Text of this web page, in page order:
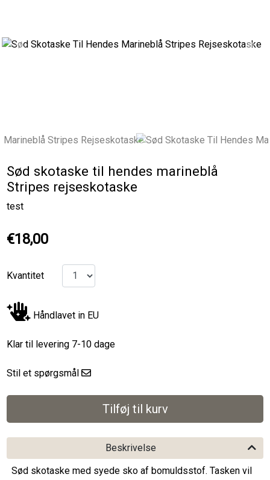
Previous Next
Sød skotaske til hendes marineblå
Stripes rejseskotaske
test
€18,00
Kvantitet
Håndlavet in EU
Klar til levering 7-10 dage
Stil et spørgsmål
Beskrivelse
Sød skotaske med syede sko af bomuldsstof. Tasken vil